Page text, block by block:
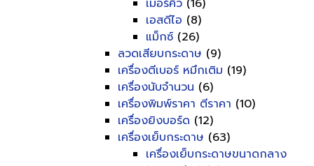
เมอร์คิว (16)
เอสดีไอ (8)
แม็กซ์ (26)
ลวดเสียบกระดาษ (9)
เครื่องตีเบอร์ หมึกเติม (19)
เครื่องนับจำนวน (6)
เครื่องพิมพ์ราคา ตีราคา (10)
เครื่องยิงบอร์ด (12)
เครื่องเย็บกระดาษ (63)
เครื่องเย็บกระดาษขนาดกลาง